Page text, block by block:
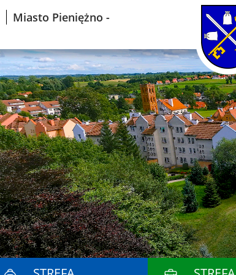
Miasto Pieniężno -